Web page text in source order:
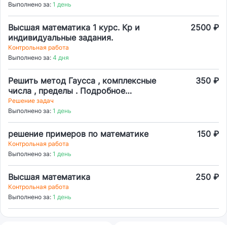
Выполнено за: 1 день
Высшая математика 1 курс. Кр и
индивидуальные задания.
2500 ₽
Контрольная работа
Выполнено за: 4 дня
Решить метод Гаусса , комплексные
числа , пределы . Подробное
решение
350 ₽
Решение задач
Выполнено за: 1 день
решение примеров по математике 150 ₽
Контрольная работа
Выполнено за: 1 день
Высшая математика 250 ₽
Контрольная работа
Выполнено за: 1 день